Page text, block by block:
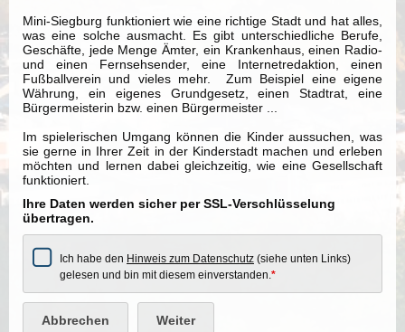
Mini-Siegburg funktioniert wie eine richtige Stadt und hat alles,
was eine solche ausmacht. Es gibt unterschiedliche Berufe,
Geschäfte, jede Menge Ämter, ein Krankenhaus, einen Radio-
und einen Fernsehsender, eine Internetredaktion, einen
Fußballverein und vieles mehr. Zum Beispiel eine eigene
Währung, ein eigenes Grundgesetz, einen Stadtrat, eine
Bürgermeisterin bzw. einen Bürgermeister ...
Im spielerischen Umgang können die Kinder aussuchen, was
sie gerne in Ihrer Zeit in der Kinderstadt machen und erleben
möchten und lernen dabei gleichzeitig, wie eine Gesellschaft
funktioniert.
Ihre Daten werden sicher per SSL-Verschlüsselung
übertragen.
Ich habe den Hinweis zum Datenschutz (siehe unten Links)
gelesen und bin mit diesem einverstanden.*
Abbrechen Weiter